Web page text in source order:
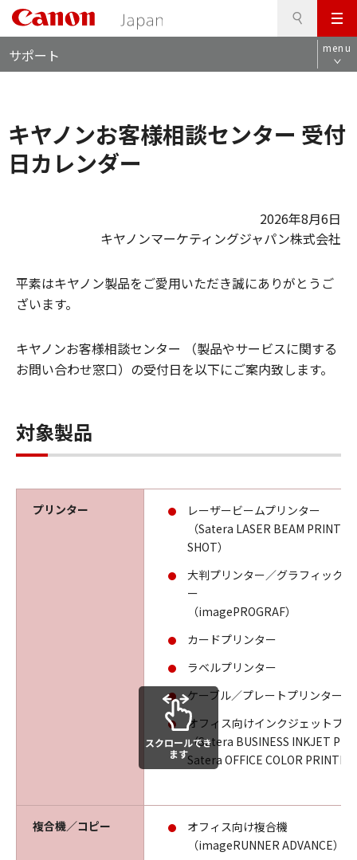
メ
ニ
ュ
ビ
サポート menu
キヤノンお客様相談センター 受付
日カレンダー
2026年8月6日
キヤノンマーケティングジャパン株式会社
平素はキヤノン製品をご愛用いただき誠にありがとうご
ざいます。
キヤノンお客様相談センター （製品やサービスに関する
お問い合わせ窓口）の受付日を以下にご案内致します。
対象製品
プリンター
レーザービームプリンター
（Satera LASER BEAM
SHOT）
大判プリンター／グラフィック
ー
（imagePROGRAF）
カードプリンター
ラベルプリンター
ケーブル／プレートプリンター
オフィス向けインクジェットプ
（Satera BUSINESS INKJET
Satera OFFICE COLOR
複合機／コピー
オフィス向け複合機
（imageRUNNER ADVANCE）
スクロールでき
ます